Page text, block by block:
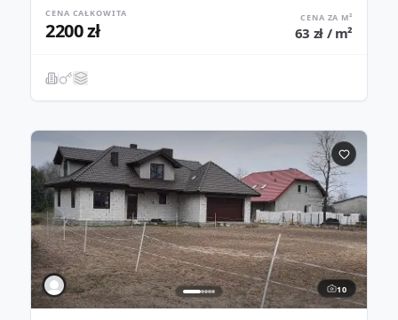
CENA CAŁKOWITA
2200 zł
CENA ZA M²
63 zł / m²
10